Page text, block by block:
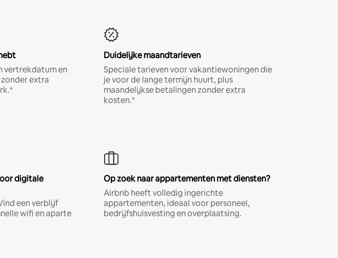
vertrekdatum en
extra
Duidelijke maandtarieven
Speciale tarieven voor vakantiewoningen die
je voor de lange termijn huurt, plus
maandelijkse betalingen zonder extra
kosten.*
digitale
een verblijf
wifi en aparte
Op zoek naar appartementen met diensten?
Airbnb heeft volledig ingerichte
appartementen, ideaal voor personeel,
bedrijfshuisvesting en overplaatsing.